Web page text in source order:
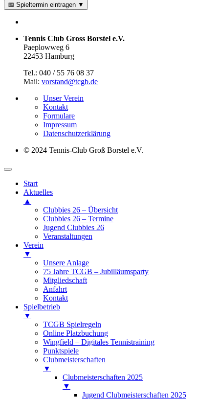
📅 Spieltermin eintragen ▼
Tennis Club Gross Borstel e.V.
Paeplowweg 6
22453 Hamburg
Tel.: 040 / 55 76 08 37
Mail: vorstand@tcgb.de
Unser Verein
Kontakt
Formulare
Impressum
Datenschutz­erklärung
© 2024 Tennis-Club Groß Borstel e.V.
Start
Aktuelles
▲
Clubbies 26 – Übersicht
Clubbies 26 – Termine
Jugend Clubbies 26
Veranstaltungen
Verein
▼
Unsere Anlage
75 Jahre TCGB – Jubilläumsparty
Mitgliedschaft
Anfahrt
Kontakt
Spielbetrieb
▼
TCGB Spielregeln
Online Platzbuchung
Wingfield – Digitales Tennistraining
Punktspiele
Clubmeisterschaften
▼
Clubmeisterschaften 2025
▼
Jugend Clubmeisterschaften 2025